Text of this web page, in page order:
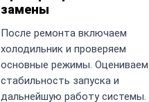
замены
После ремонта включаем
холодильник и проверяем
основные режимы. Оцениваем
стабильность запуска и
дальнейшую работу системы.